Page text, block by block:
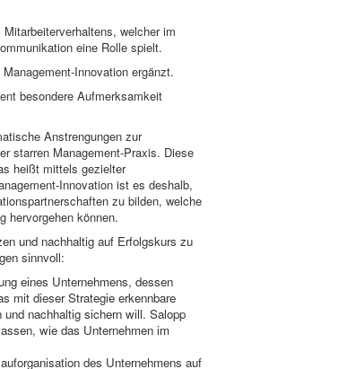
welcher im
eine Rolle spielt.
Innovation ergänzt.
besondere Aufmerksamkeit
Anstrengungen zur
starren Management-Praxis. Diese
heißt mittels gezielter
Innovation ist es deshalb,
zu bilden, welche
hervorgehen können.
und nachhaltig auf Erfolgskurs zu
sinnvoll:
eines Unternehmens, dessen
mit dieser Strategie erkennbare
nachhaltig sichern will. Salopp
wie das Unternehmen im
des Unternehmens auf